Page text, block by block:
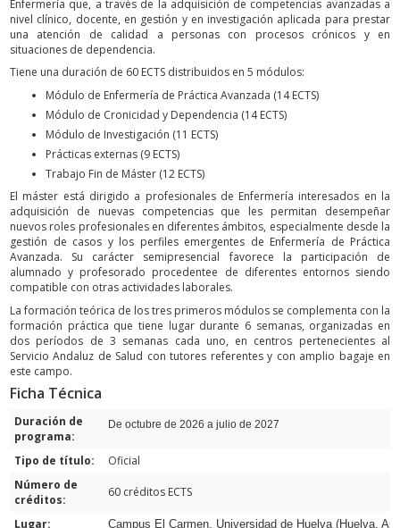
Enfermería que, a través de la adquisición de competencias avanzadas a
nivel clínico, docente, en gestión y en investigación aplicada para prestar
una atención de calidad a personas con procesos crónicos y en
situaciones de dependencia.
Tiene una duración de 60 ECTS distribuidos en 5 módulos:
Módulo de Enfermería de Práctica Avanzada (14 ECTS)
Módulo de Cronicidad y Dependencia (14 ECTS)
Módulo de Investigación (11 ECTS)
Prácticas externas (9 ECTS)
Trabajo Fin de Máster (12 ECTS)
El máster está dirigido a profesionales de Enfermería interesados en la
adquisición de nuevas competencias que les permitan desempeñar
nuevos roles profesionales en diferentes ámbitos, especialmente desde la
gestión de casos y los perfiles emergentes de Enfermería de Práctica
Avanzada. Su carácter semipresencial favorece la participación de
alumnado y profesorado procedentee de diferentes entornos siendo
compatible con otras actividades laborales.
La formación teórica de los tres primeros módulos se complementa con la
formación práctica que tiene lugar durante 6 semanas, organizadas en
dos períodos de 3 semanas cada uno, en centros pertenecientes al
Servicio Andaluz de Salud con tutores referentes y con amplio bagaje en
este campo.
Ficha Técnica
Duración de
programa:
De octubre de 2026 a julio de 2027
Tipo de título:
Oficial
Número de
créditos:
60 créditos ECTS
Lugar: Campus El Carmen. Universidad de Huelva (Huelva,